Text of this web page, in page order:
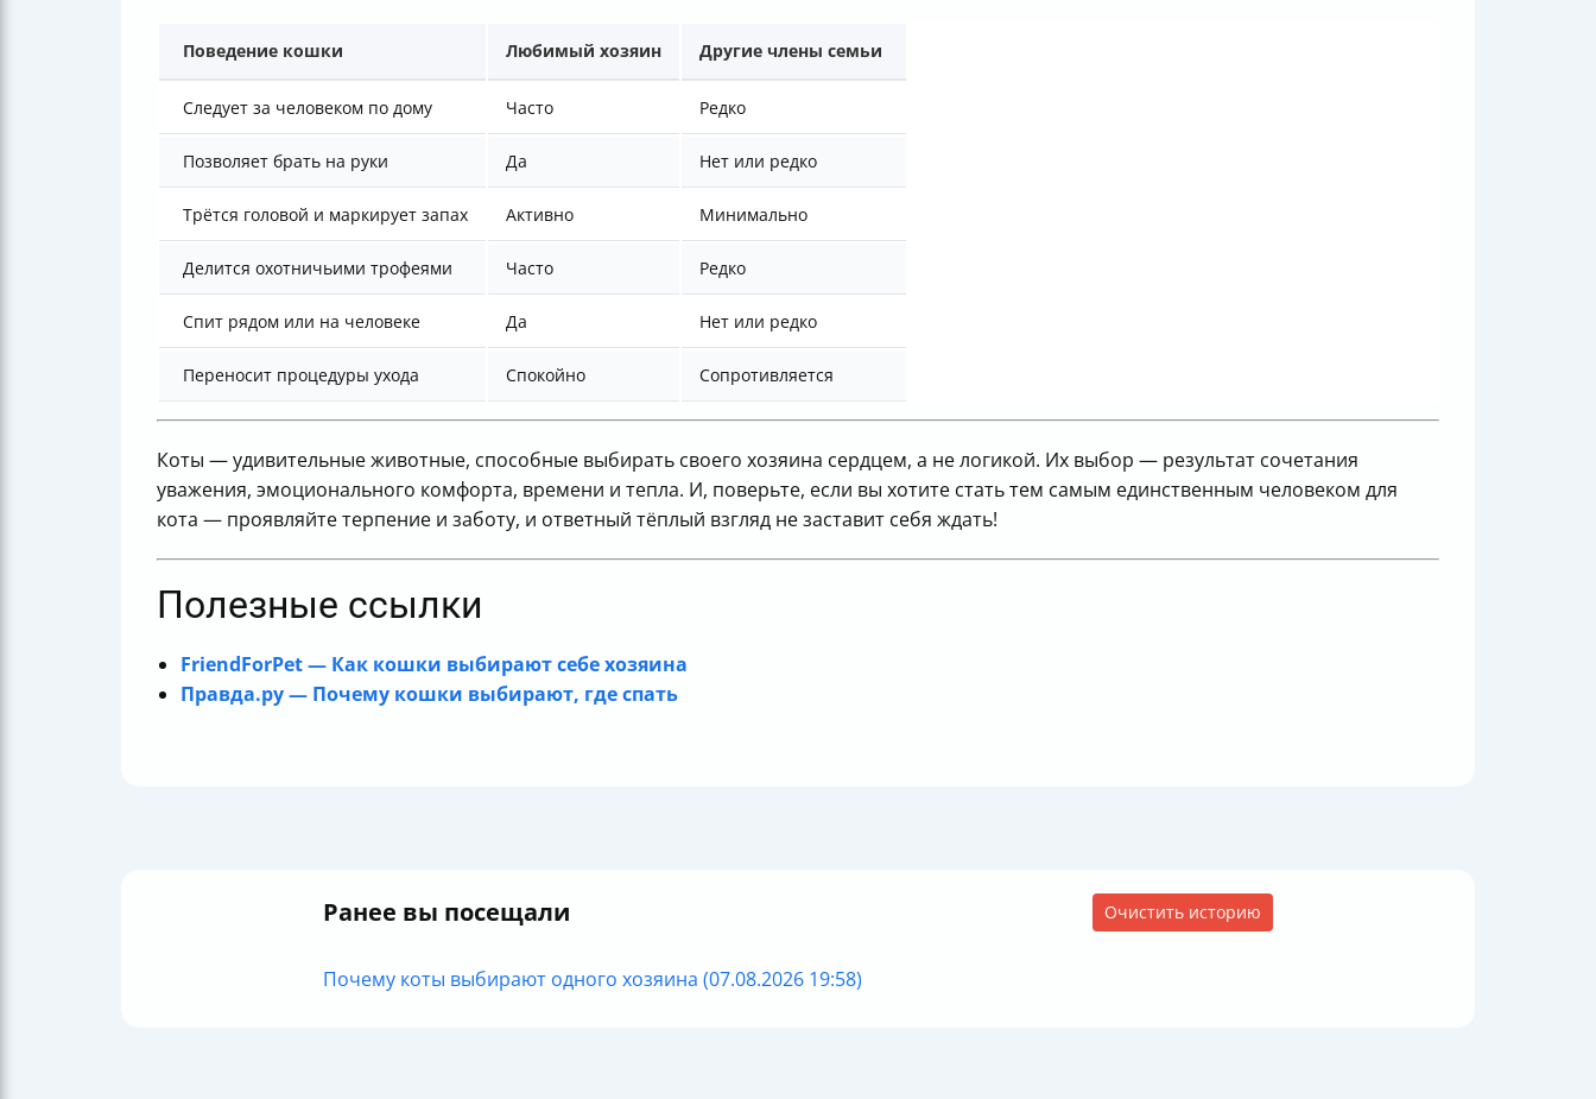
Поведение кошки Любимый хозяин Другие члены семьи
Следует за человеком по дому Часто Редко
Позволяет брать на руки Да Нет или редко
Трётся головой и маркирует запах Активно Минимально
Делится охотничьими трофеями Часто Редко
Спит рядом или на человеке Да Нет или редко
Переносит процедуры ухода Спокойно Сопротивляется
Коты — удивительные животные, способные выбирать своего хозяина сердцем, а не логикой. Их выбор — результат сочетания
уважения, эмоционального комфорта, времени и тепла. И, поверьте, если вы хотите стать тем самым единственным человеком для
кота — проявляйте терпение и заботу, и ответный тёплый взгляд не заставит себя ждать!
Полезные ссылки
FriendForPet — Как кошки выбирают себе хозяина
Правда.ру — Почему кошки выбирают, где спать
Ранее вы посещали Очистить историю
Почему коты выбирают одного хозяина (07.08.2026 19:58)